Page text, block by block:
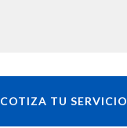
COTIZA TU SERVICIO